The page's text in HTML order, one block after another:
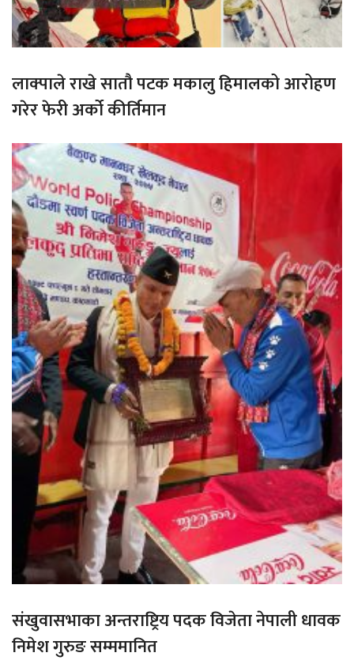
लाक्पाले राखे सातौ पटक मकालु हिमालको आरोहण
गरेर फेरी अर्को कीर्तिमान
संखुवासभाका अन्तराष्ट्रिय पदक विजेता नेपाली धावक
निमेश गुरुङ सम्ममानित